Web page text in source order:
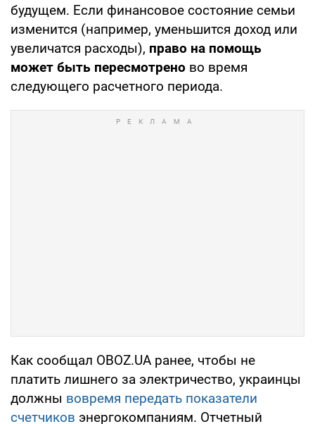
будущем. Если финансовое состояние семьи
изменится (например, уменьшится доход или
увеличатся расходы), право на помощь
может быть пересмотрено во время
следующего расчетного периода.
Как сообщал OBOZ.UA ранее, чтобы не
платить лишнего за электричество, украинцы
должны вовремя передать показатели
счетчиков энергокомпаниям. Отчетный